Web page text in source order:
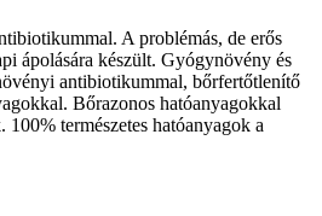
A problémás, de erős
ápolására készült. Gyógynövény és
antibiotikummal, bőrfertőtlenítő
Bőrazonos hatóanyagokkal
természetes hatóanyagok a